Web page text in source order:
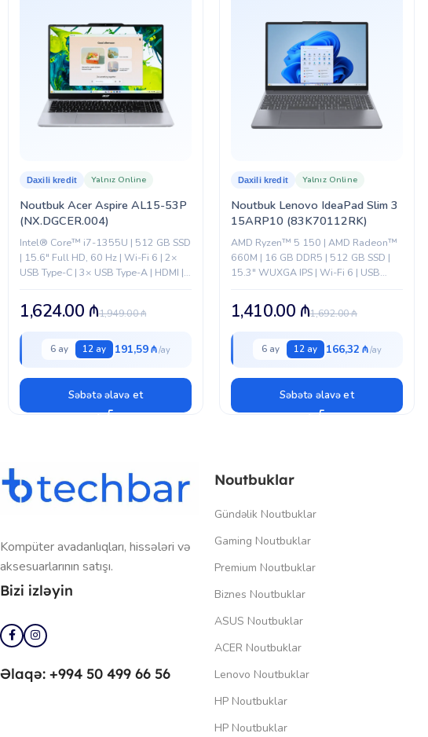
TOUCHSCREEN
Noutbuk Acer Aspire AL15-53P
(NX.DGCER.004)
Daxili kredit Yalnız Online
Intel® Core™ i7-1355U | 512 GB SSD
| 15.6" Full HD, 60 Hz | Wi-Fi 6 | 2×
USB Type-C | 3× USB Type-A | HDMI |
1,949.00₼
1,624.00 ₼
6 ay 12 ay 191,59 ₼
Səbətə əlavə et
Noutbuk Lenovo IdeaPad Slim 3
15ARP10 (83K70112RK)
Daxili kredit Yalnız Online
AMD Ryzen™ 5 150 | AMD Radeon™
660M | 16 GB DDR5 | 512 GB SSD |
15.3" WUXGA IPS | Wi-Fi 6 | USB
1,692.00₼
1,410.00 ₼
6 ay 12 ay 166,32 ₼
Səbətə əlavə et
Kompüter avadanlıqları, hissələri və
aksesuarlarının satışı.
Bizi izləyin
Əlaqə: +994 50 499 66 56
Noutbuklar
Gündəlik Noutbuklar
Gaming Noutbuklar
Premium Noutbuklar
Biznes Noutbuklar
ASUS Noutbuklar
ACER Noutbuklar
Lenovo Noutbuklar
HP Noutbuklar
HP Noutbuklar